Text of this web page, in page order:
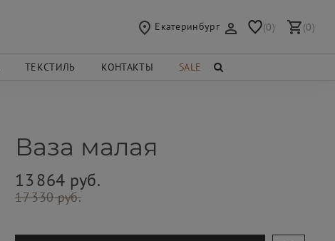
Екатеринбург (0) (0)
ТЕКСТИЛЬ КОНТАКТЫ SALE
Ваза малая
13 864 руб.
17 330 руб.